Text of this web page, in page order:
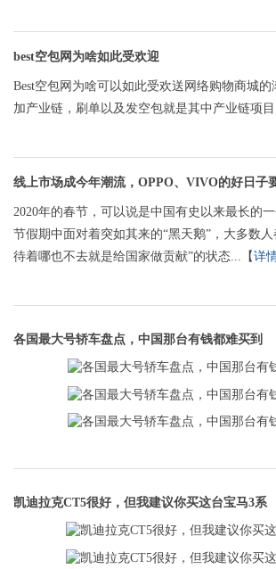
best空包网为啥如此受欢迎
Best空包网为啥可以如此受欢送网络购物商城
加产业链，刷单以及发空包就是其中产业链项
线上市场成今年潮流，OPPO、VIVO的好日子
2020年的春节，可以说是中国有史以来最长的
节假期中面对着突如其来的“黑天鹅”，大多数
待着哪也不去就是给国家做贡献”的状态...【详
各国最大号轿车盘点，中国那台有钱都难买到
凯迪拉克CT5很好，但我建议你买这台宝马3系